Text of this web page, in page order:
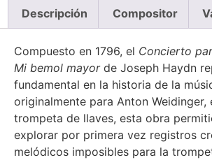
Descripción Compositor
Compuesto en 1796, el Concierto
Mi bemol mayorde Joseph Haydn
fundamental en la historia de la
originalmente para Anton Weidinger,
trompeta de llaves, esta obra
explorar por primera vez registros
melódicos imposibles para la